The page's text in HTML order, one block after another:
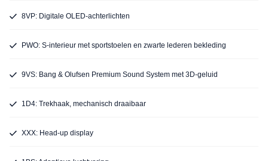
8VP: Digitale OLED-achterlichten
PWO: S-interieur met sportstoelen en zwarte lederen bekleding
9VS: Bang & Olufsen Premium Sound System met 3D-geluid
1D4: Trekhaak, mechanisch draaibaar
XXX: Head-up display